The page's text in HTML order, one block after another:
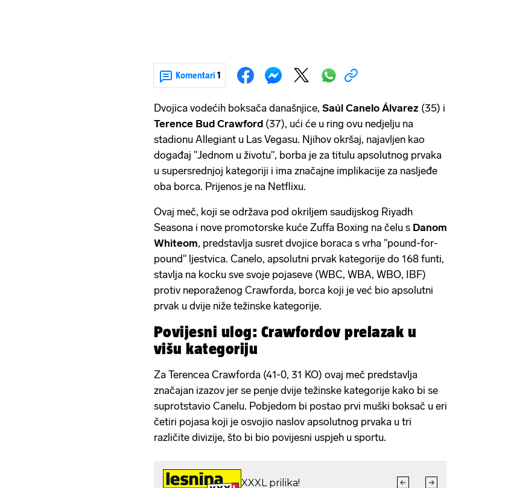
Komentari 1
Dvojica vodećih boksača današnjice, Saúl Canelo Álvarez (35) i
Terence Bud Crawford (37), ući će u ring ovu nedjelju na
stadionu Allegiant u Las Vegasu. Njihov okršaj, najavljen kao
događaj "Jednom u životu", borba je za titulu apsolutnog prvaka
u supersrednjoj kategoriji i ima značajne implikacije za nasljeđe
oba borca. Prijenos je na Netflixu.
Ovaj meč, koji se održava pod okriljem saudijskog Riyadh
Seasona i nove promotorske kuće Zuffa Boxing na čelu s Danom
Whiteom, predstavlja susret dvojice boraca s vrha "pound-for-
pound" ljestvica. Canelo, apsolutni prvak kategorije do 168 funti,
stavlja na kocku sve svoje pojaseve (WBC, WBA, WBO, IBF)
protiv neporaženog Crawforda, borca koji je već bio apsolutni
prvak u dvije niže težinske kategorije.
Povijesni ulog: Crawfordov prelazak u
višu kategoriju
Za Terencea Crawforda (41-0, 31 KO) ovaj meč predstavlja
značajan izazov jer se penje dvije težinske kategorije kako bi se
suprotstavio Canelu. Pobjedom bi postao prvi muški boksač u eri
četiri pojasa koji je osvojio naslov apsolutnog prvaka u tri
različite divizije, što bi bio povijesni uspjeh u sportu.